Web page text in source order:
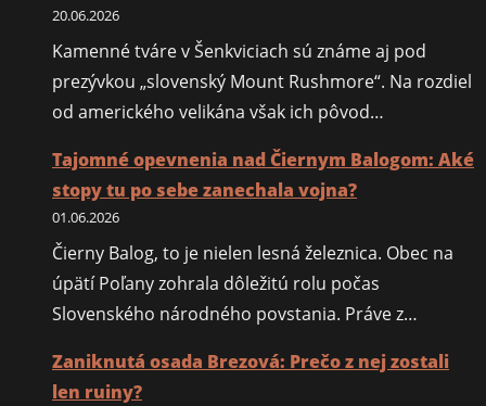
20.06.2026
Kamenné tváre v Šenkviciach sú známe aj pod
prezývkou „slovenský Mount Rushmore“. Na rozdiel
od amerického velikána však ich pôvod…
Tajomné opevnenia nad Čiernym Balogom: Aké
stopy tu po sebe zanechala vojna?
01.06.2026
Čierny Balog, to je nielen lesná železnica. Obec na
úpätí Poľany zohrala dôležitú rolu počas
Slovenského národného povstania. Práve z…
Zaniknutá osada Brezová: Prečo z nej zostali
len ruiny?